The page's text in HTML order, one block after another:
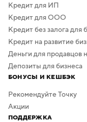
Кредит для ИП
Кредит для ООО
Кредит без залога для
Кредит на развитие
Деньги для продавцов
Депозиты для бизнеса
БОНУСЫ И КЕШБЭК
Рекомендуйте Точку
Акции
ПОДДЕРЖКА